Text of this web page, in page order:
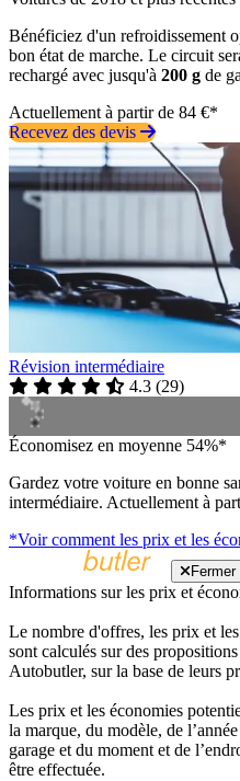
Bénéficiez d'un refroidissement
bon état de marche. Le circuit
rechargé avec jusqu'à 200 g de
Actuellement à partir de 84 €*
Recevez des devis
Révision intermédiaire
4.3 (29)
Économisez en moyenne 54%*
Gardez votre voiture en bonne
intermédiaire. Actuellement à
*Voir comment les prix et les
Fermer
Informations sur les prix et
Le nombre d'offres, les prix et
sont calculés sur des
Autobutler, sur la base de leurs
Les prix et les économies
la marque, du modèle, de
garage et du moment et de
être effectuée.